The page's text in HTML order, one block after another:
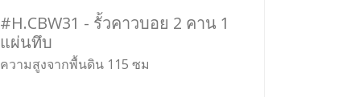
#H.CBW31 - รั้วคาวบอย 2 คาน 1
แผ่นทึบ
ความสูงจากพื้นดิน 115 ซม